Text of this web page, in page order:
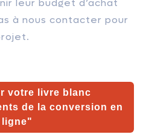
leur budget d’achat
à nous contacter pour
votre livre blanc
de la conversion en
ligne"